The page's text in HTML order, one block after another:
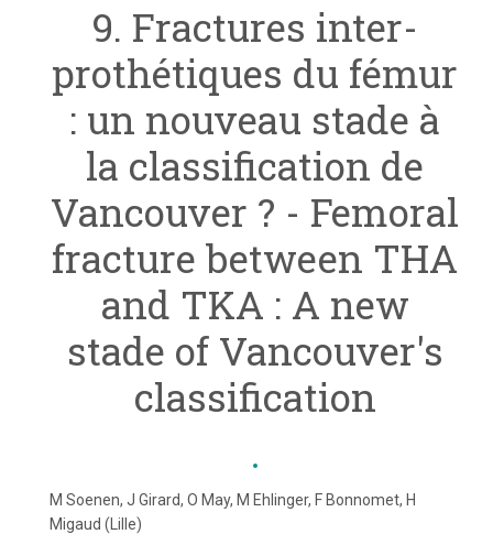
9. Fractures inter-
prothétiques du fémur
: un nouveau stade à
la classification de
Vancouver ? - Femoral
fracture between THA
and TKA : A new
stade of Vancouver's
classification
M Soenen, J Girard, O May, M Ehlinger, F Bonnomet, H
Migaud (Lille)